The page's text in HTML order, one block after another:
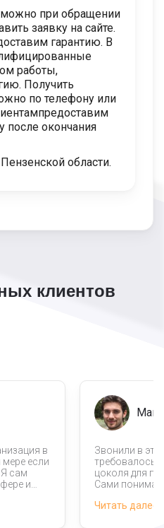
при обращении
заявку на сайте.
гарантию. В
работы,
Получить
по телефону или
после окончания
области.
клиентов
в
если
Я сам
и
Звонили в
требовалось
цоколя для
Сами
есть опыт
Читать далее